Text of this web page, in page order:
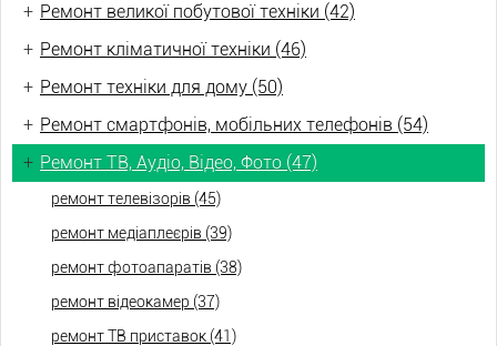
+ Ремонт великої побутової техніки (42)
+ Ремонт кліматичної техніки (46)
+ Ремонт техніки для дому (50)
+ Ремонт смартфонів, мобільних телефонів (54)
+ Ремонт ТВ, Аудіо, Відео, Фото (47)
ремонт телевізорів (45)
ремонт медіаплеєрів (39)
ремонт фотоапаратів (38)
ремонт відеокамер (37)
ремонт ТВ приставок (41)